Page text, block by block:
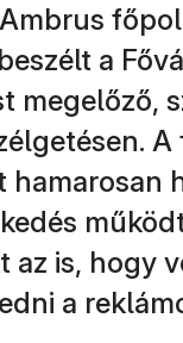
a
megelőző,
A
hamarosan
az is, hogy
a